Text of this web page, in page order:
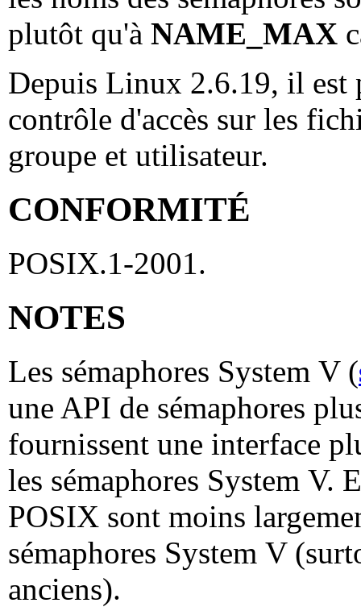
plutôt qu'à NAME_MAX
Depuis Linux 2.6.19, il est
contrôle d'accès sur les
groupe et utilisateur.
CONFORMITÉ
POSIX.1-2001.
NOTES
Les sémaphores System V (
une API de sémaphores
fournissent une interface
les sémaphores System V.
POSIX sont moins
sémaphores System V
anciens).